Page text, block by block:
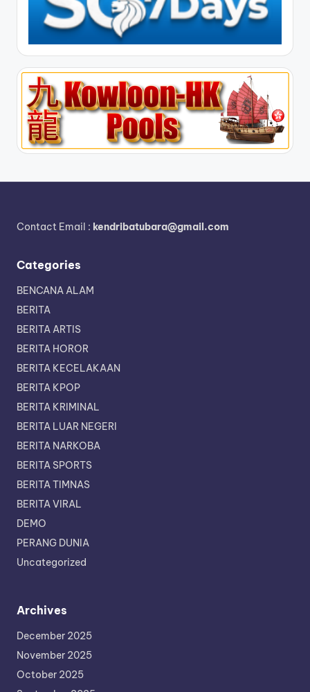
Contact Email : kendribatubara@gmail.com
Categories
BENCANA ALAM
BERITA
BERITA ARTIS
BERITA HOROR
BERITA KECELAKAAN
BERITA KPOP
BERITA KRIMINAL
BERITA LUAR NEGERI
BERITA NARKOBA
BERITA SPORTS
BERITA TIMNAS
BERITA VIRAL
DEMO
PERANG DUNIA
Uncategorized
Archives
December 2025
November 2025
October 2025